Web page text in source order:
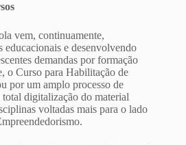
vem, continuamente,
educacionais e desenvolvendo
demandas por formação
o Curso para Habilitação de
por um amplo processo de
digitalização do material
voltadas mais para o lado